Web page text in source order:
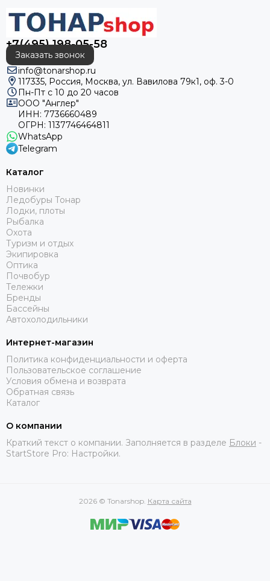
+7(495) 198-05-58
Заказать звонок
info@tonarshop.ru
117335, Россия, Москва, ул. Вавилова 79к1, оф. 3-0
Пн-Пт с 10 до 20 часов
ООО "Англер"
ИНН: 7736660489
ОГРН: 1137746464811
WhatsApp
Telegram
Каталог
Новинки
Ледобуры Тонар
Лодки, плоты
Рыбалка
Охота
Туризм и отдых
Экипировка
Оптика
Почвобур
Тележки
Бренды
Бассейны
Автохолодильники
Интернет-магазин
Политика конфиденциальности и оферта
Пользовательское соглашение
Условия обмена и возврата
Обратная связь
Каталог
О компании
Краткий текст о компании. Заполняется в разделе Блоки -
StartStore Pro: Настройки.
2026 © Tonarshop. Карта сайта